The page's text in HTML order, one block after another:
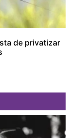
de privatizar